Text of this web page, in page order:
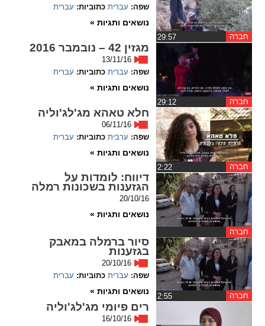
format_underlined
קו תחתי לקישורים
font_download
סימון קישורים
cached
כל
ההגדרות
flag
משוב
חברה
שפה: עברית כתוביות: עברית
נושאים ותגיות »
חברה
מגזין 42 – נובמבר 2016
13/11/16
שפה: עברית כתוביות: עברית
נושאים ותגיות »
חברה
חלא טאהא מג'לג'וליה
06/11/16
שפה: ערבית כתוביות: עברית
נושאים ותגיות »
חברה
דיווח : לומדות על
הגזענות בשכונות רמלה
20/10/16
נושאים ותגיות »
חברה
סיור ברמלה במאבק
בגזענות
20/10/16
שפה: עברית כתוביות: עברית
נושאים ותגיות »
רים פיומי מג'לג'וליה
16/10/16